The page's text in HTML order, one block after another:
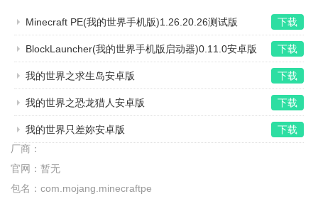
Minecraft PE(我的世界手机版)1.26.20.26测试版 下载
BlockLauncher(我的世界手机版启动器)0.11.0安卓版 下载
我的世界之求生岛安卓版 下载
我的世界之恐龙猎人安卓版 下载
我的世界只差妳安卓版
下载
厂商：
官网： 暂无
包名： com.mojang.minecraftpe